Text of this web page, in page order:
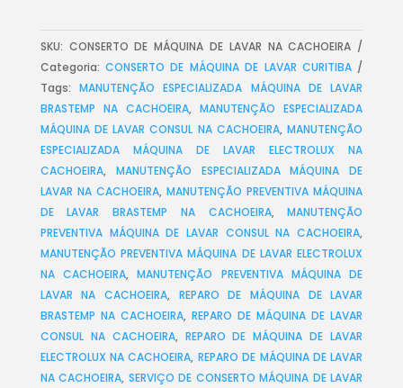
SKU: CONSERTO DE MÁQUINA DE LAVAR NA CACHOEIRA
Categoria:CONSERTO DE MÁQUINA DE LAVAR CURITIBA
Tags:MANUTENÇÃO ESPECIALIZADA MÁQUINA DE LAVAR
BRASTEMP NA CACHOEIRA,MANUTENÇÃO ESPECIALIZADA
MÁQUINA DE LAVAR CONSUL NA CACHOEIRA,MANUTENÇÃO
ESPECIALIZADA MÁQUINA DE LAVAR ELECTROLUX NA
CACHOEIRA, MANUTENÇÃO ESPECIALIZADA MÁQUINA DE
LAVAR NA CACHOEIRA,MANUTENÇÃO PREVENTIVA MÁQUINA
DE LAVAR BRASTEMP NA CACHOEIRA,MANUTENÇÃO
PREVENTIVA MÁQUINA DE LAVAR CONSUL NA CACHOEIRA,
MANUTENÇÃO PREVENTIVA MÁQUINA DE LAVAR ELECTROLUX
NA CACHOEIRA,MANUTENÇÃO PREVENTIVA MÁQUINA DE
LAVAR NA CACHOEIRA, REPARO DE MÁQUINA DE LAVAR
BRASTEMP NA CACHOEIRA, REPARO DE MÁQUINA DE LAVAR
CONSUL NA CACHOEIRA, REPARO DE MÁQUINA DE LAVAR
ELECTROLUX NA CACHOEIRA, REPARO DE MÁQUINA DE LAVAR
NA CACHOEIRA, SERVIÇO DE CONSERTO MÁQUINA DE LAVAR